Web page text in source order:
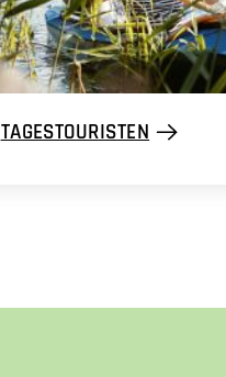
TAGESTOURISTEN